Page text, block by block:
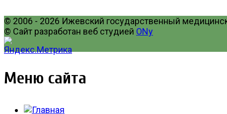
© 2006 - 2026 Ижевский государственный
© Сайт разработан веб студией ONy
Меню сайта